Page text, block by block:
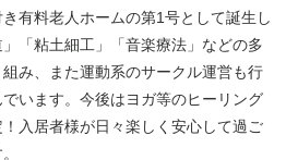
有料老人ホームの第1号として誕生し
「粘土細工」「音楽療法」などの多
み、また運動系のサークル運営も行
います。今後はヨガ等のヒーリング
入居者様が日々楽しく安心して過ご